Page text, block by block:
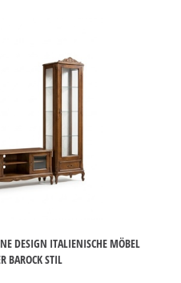
DESIGN ITALIENISCHE MÖBEL
BAROCK STIL